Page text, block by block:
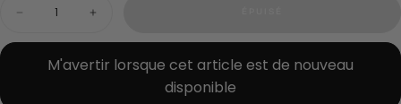
Diminuer
quantité
Coupon
Augmenter
quantité
pour
Coupon
M'avertir lorsque cet article est de nouveau
disponible